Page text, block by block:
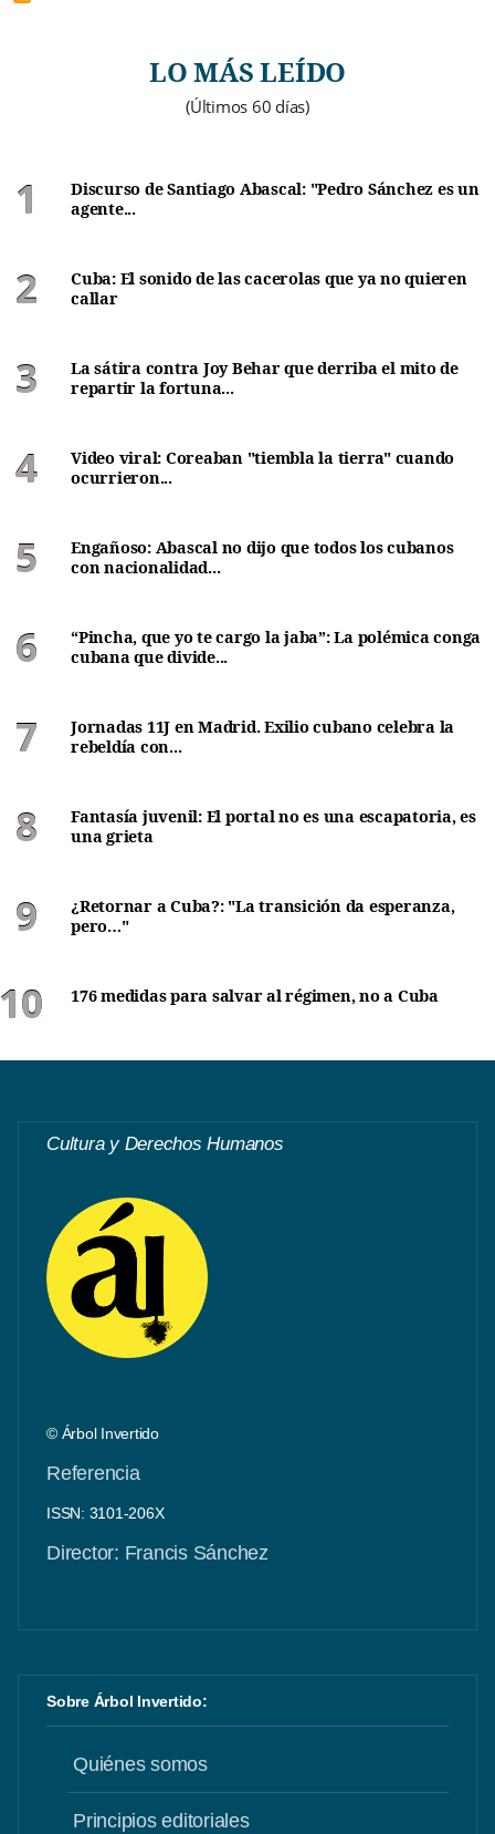
LO MÁS LEÍDO
(Últimos 60 días)
Discurso de Santiago Abascal: "Pedro Sánchez es un
agente...
Cuba: El sonido de las cacerolas que ya no quieren
callar
La sátira contra Joy Behar que derriba el mito de
repartir la fortuna...
Video viral: Coreaban "tiembla la tierra" cuando
ocurrieron...
Engañoso: Abascal no dijo que todos los cubanos
con nacionalidad...
“Pincha, que yo te cargo la jaba”: La polémica conga
cubana que divide...
Jornadas 11J en Madrid. Exilio cubano celebra la
rebeldía con...
Fantasía juvenil: El portal no es una escapatoria, es
una grieta
¿Retornar a Cuba?: "La transición da esperanza,
pero…"
176 medidas para salvar al régimen, no a Cuba
Cultura y Derechos Humanos
© Árbol Invertido
Referencia
ISSN: 3101-206X
Director: Francis Sánchez
Sobre Árbol Invertido:
Quiénes somos
Principios editoriales